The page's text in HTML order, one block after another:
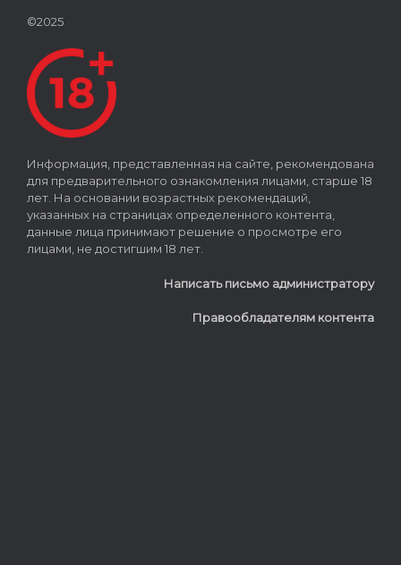
©2025
Информация, представленная на сайте, рекомендована
для предварительного ознакомления лицами, старше 18
лет. На основании возрастных рекомендаций,
указанных на страницах определенного контента,
данные лица принимают решение о просмотре его
лицами, не достигшим 18 лет.
Написать письмо администратору
Правообладателям контента